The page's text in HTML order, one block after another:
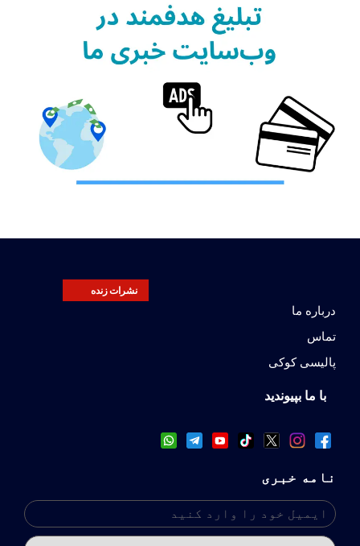
نشرات زنده
درباره ما
تماس
پالیسی کوکی
با ما بپیوندید
نامه خبری